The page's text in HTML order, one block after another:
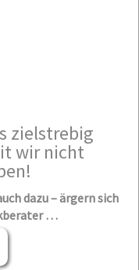
zielstrebig
wir nicht
dazu – ärgern sich
…